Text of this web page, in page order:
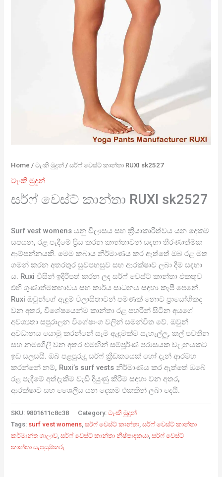
Home /ටැංකි මුදුන් / සර්ෆ් වෙස්ට් කාන්තා RUXI sk2527
ටැංකි මුදුන්
සර්ෆ් වෙස්ට් කාන්තා RUXI sk2527
Surf vest womens යනු විලාසය සහ ක්‍රියාකාරීත්වය යන දෙකම
සපයන, රළ පැදීමේ ප්‍රිය කරන කාන්තාවන් සඳහා තීරණාත්මක
ආම්පන්නයකි. මෙම කබාය නිර්මාණය කර ඇත්තේ ඔබ රළ මත
ගමන් කරන අතරතුර සුවපහසුව සහ ආරක්ෂාව ලබා දීම සඳහා
ය. Ruxi විසින් ඉදිරිපත් කරන ලද සර්ෆ් වෙස්ට් කාන්තා එකතුව
එහි ගුණාත්මකභාවය සහ කාර්ය සාධනය සඳහා කැපී පෙනේ.
Ruxi ඔවුන්ගේ ඇඳුම් විලාසිතාවන් පමණක් නොව ප්‍රායෝගිකද
වන අතර, විශේෂයෙන්ම කාන්තා රළ පහරින් සිටින අයගේ
අවශ්‍යතා සපුරාලන විශේෂාංග වලින් සමන්විත වේ. ඔවුන්
අවධානය යොමු කරන්නේ සෑම ඇඳුමක්ම සැහැල්ලු, කල් පවතින
සහ නම්‍යශීලී වන අතර එමඟින් සම්පූර්ණ පරාසයක චලනයකට
ඉඩ සලසයි. ඔබ පළපුරුදු සර්ෆ් ක්‍රීඩකයෙක් හෝ දැන් ආරම්භ
කරන්නේ නම්, Ruxi’s surf vests නිර්මාණය කර ඇත්තේ ඔබේ
රළ පැදීමේ අත්දැකීම වැඩි දියුණු කිරීම සඳහා වන අතර,
ආරක්ෂාව සහ ශෛලිය යන දෙකම එකකින් ලබා දෙයි.
SKU: 9801611c8c38 Category:ටැංකි මුදුන්
Tags: surf vest womens,සර්ෆ් වෙස්ට් කාන්තා,සර්ෆ් වෙස්ට් කාන්තා
කර්මාන්ත ශාලාව,සර්ෆ් වෙස්ට් කාන්තා නිෂ්පාදකයා,සර්ෆ් වෙස්ට්
කාන්තා සැපයුම්කරු